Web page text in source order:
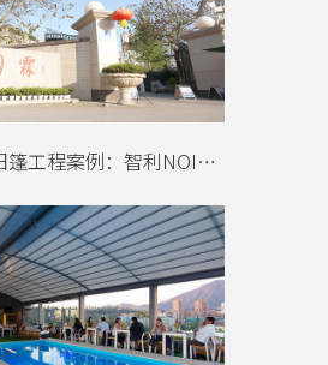
下一个：遮阳篷工程案例：智利NOI五星级酒店